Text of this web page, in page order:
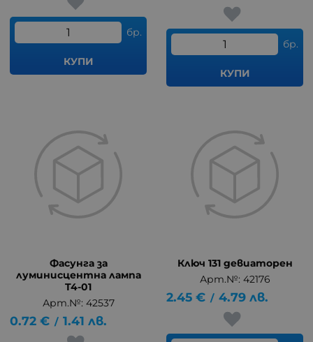
бр.
КУПИ
бр.
КУПИ
Фасунга за
луминисцентна лампа
T4-01
Арт.№: 42537
0.72 € / 1.41 лв.
Ключ 131 девиаторен
Арт.№: 42176
2.45 € / 4.79 лв.